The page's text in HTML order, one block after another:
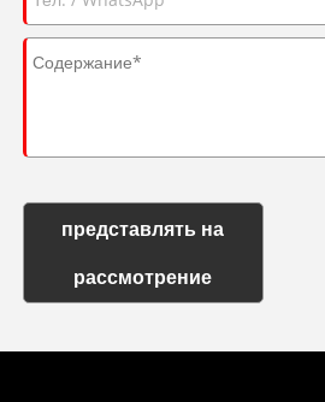
представлять на
рассмотрение